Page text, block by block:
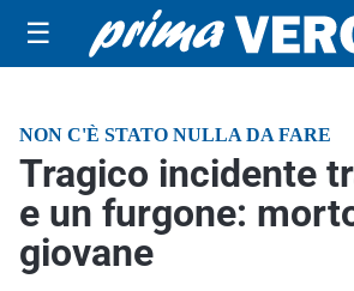
☰
NON C'È STATO NULLA DA FARE
Tragico incidente
e un furgone:
giovane